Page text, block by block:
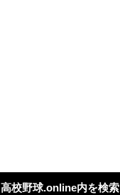
高校野球.online内を検索